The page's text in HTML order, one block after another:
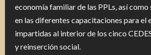
economía familiar de las PPLs, así como
en las diferentes capacitaciones para el
impartidas al interior de los cinco
y reinserción social.